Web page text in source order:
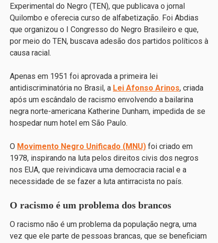
Experimental do Negro (TEN), que publicava o jornal
Quilombo e oferecia curso de alfabetização. Foi Abdias
que organizou o I Congresso do Negro Brasileiro e que,
por meio do TEN, buscava adesão dos partidos políticos à
causa racial.
Apenas em 1951 foi aprovada a primeira lei
antidiscriminatória no Brasil, a Lei Afonso Arinos, criada
após um escândalo de racismo envolvendo a bailarina
negra norte-americana Katherine Dunham, impedida de se
hospedar num hotel em São Paulo.
O Movimento Negro Unificado (MNU) foi criado em
1978, inspirando na luta pelos direitos civis dos negros
nos EUA, que reivindicava uma democracia racial e a
necessidade de se fazer a luta antirracista no país.
O racismo é um problema dos brancos
O racismo não é um problema da população negra, uma
vez que ele parte de pessoas brancas, que se beneficiam